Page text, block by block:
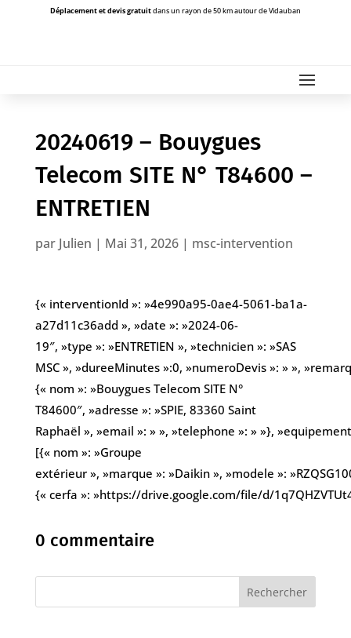
Déplacement et devis gratuitdans un rayon de 50 km autour de Vidauban
20240619 – Bouygues
Telecom SITE N° T84600 –
ENTRETIEN
par Julien | Mai 31, 2026| msc-intervention
{« interventionId »: »4e990a95-0ae4-5061-ba1a-
a27d11c36add », »date »: »2024-06-
19″, »type »: »ENTRETIEN », »technicien »: »SAS
MSC », »dureeMinutes »:0, »numeroDevis »: » »,
{« nom »: »Bouygues Telecom SITE N°
T84600″, »adresse »: »SPIE, 83360 Saint
Raphaël », »email »: » », »telephone »: » »},
[{« nom »: »Groupe
extérieur », »marque »: »Daikin », »modele »:
{« cerfa »: »https://drive.google.com/file/d/
0 commentaire
Rechercher